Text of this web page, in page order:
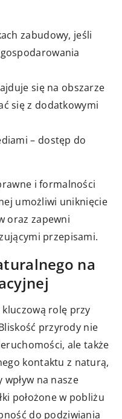
zabudowy, jeśli
się na obszarze
się z dodatkowymi
– dostęp do
i formalności
umożliwi uniknięcie
oraz zapewni
przepisami.
na
rolę przy
przyrody nie
ale także
kontaktu z naturą,
na nasze
położone w pobliżu
do podziwiania